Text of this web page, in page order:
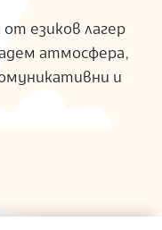
езиков лагер
атмосфера,
и